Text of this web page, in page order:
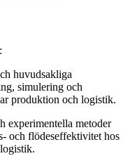
huvudsakliga
simulering och
produktion och logistik.
experimentella metoder
och flödeseffektivitet hos